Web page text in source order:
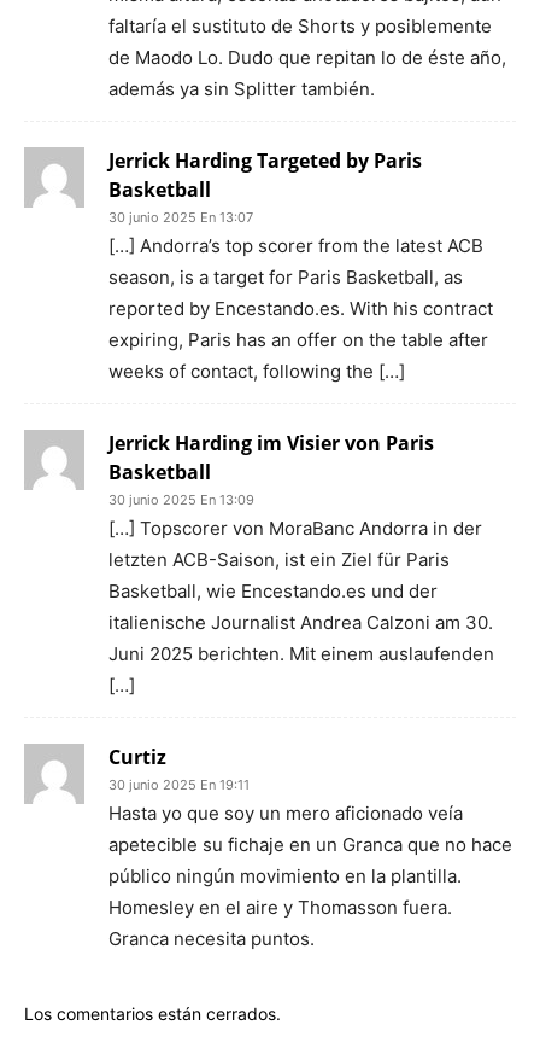
faltaría el sustituto de Shorts y posiblemente
de Maodo Lo. Dudo que repitan lo de éste año,
además ya sin Splitter también.
Jerrick Harding Targeted by Paris
Basketball
30 junio 2025 En 13:07
[…] Andorra’s top scorer from the latest ACB
season, is a target for Paris Basketball, as
reported by Encestando.es. With his contract
expiring, Paris has an offer on the table after
weeks of contact, following the […]
Jerrick Harding im Visier von Paris
Basketball
30 junio 2025 En 13:09
[…] Topscorer von MoraBanc Andorra in der
letzten ACB-Saison, ist ein Ziel für Paris
Basketball, wie Encestando.es und der
italienische Journalist Andrea Calzoni am 30.
Juni 2025 berichten. Mit einem auslaufenden
[…]
Curtiz
30 junio 2025 En 19:11
Hasta yo que soy un mero aficionado veía
apetecible su fichaje en un Granca que no hace
público ningún movimiento en la plantilla.
Homesley en el aire y Thomasson fuera.
Granca necesita puntos.
Los comentarios están cerrados.